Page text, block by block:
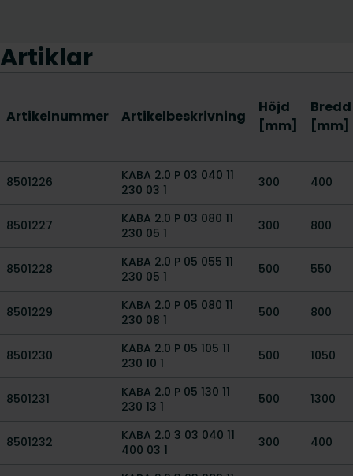
Artiklar
Artikelnummer Artikelbeskrivning
Höjd
[mm]
Bredd
[mm]
8501226
KABA 2.0 P 03 040 11
230 03 1
300 400
8501227
KABA 2.0 P 03 080 11
230 05 1
300 800
8501228
KABA 2.0 P 05 055 11
230 05 1
500 550
8501229
KABA 2.0 P 05 080 11
230 08 1
500 800
8501230
KABA 2.0 P 05 105 11
230 10 1
500 1050
8501231
KABA 2.0 P 05 130 11
230 13 1
500 1300
8501232
KABA 2.0 3 03 040 11
400 03 1
300 400